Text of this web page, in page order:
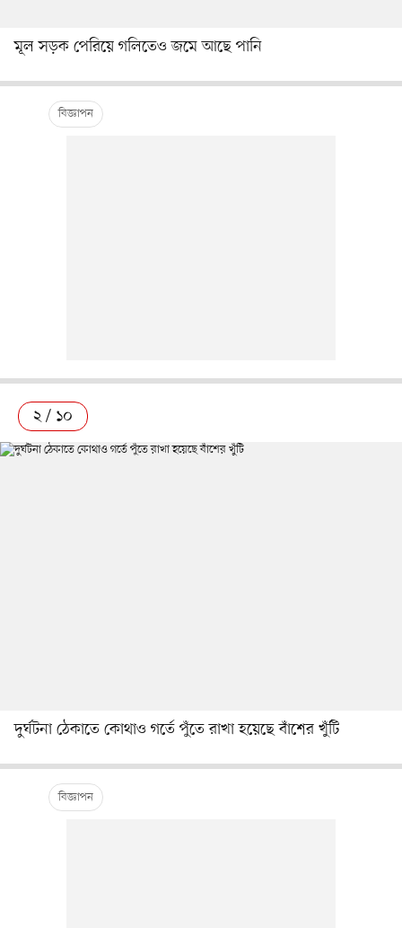
মূল সড়ক পেরিয়ে গলিতেও জমে আছে পানি
২ / ১০
দুর্ঘটনা ঠেকাতে কোথাও গর্তে পুঁতে রাখা হয়েছে বাঁশের খুঁটি